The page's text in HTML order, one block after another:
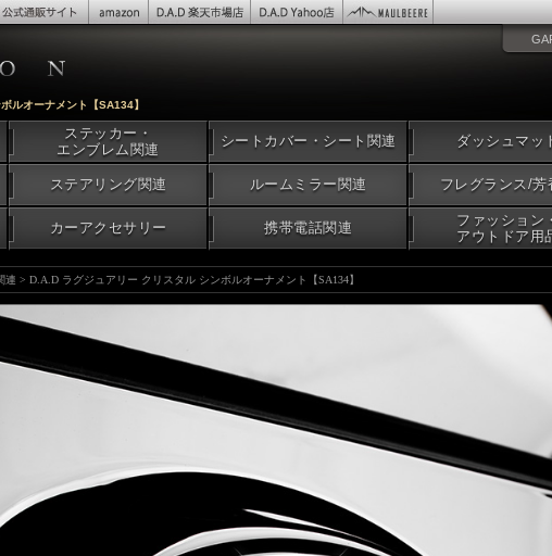
ステッカー・
エンブレム関連
シートカバー・シート関連 ダッシュマッ
ステアリング関連 ルームミラー関連 フレグランス/芳
カーアクセサリー 携帯電話関連
ファッション
アウトドア用
ルオーナメント【SA134】
連 > D.A.D ラグジュアリー クリスタル シンボルオーナメント【SA134】